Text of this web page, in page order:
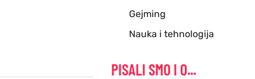
Gejming
Nauka i tehnologija
PISALI SMO I O...